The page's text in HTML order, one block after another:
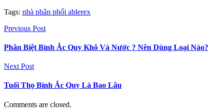
Tags: nhà phân phối ablerex
Previous Post
Phân Biệt Bình Ắc Quy Khô Và Nước ? Nên Dùng Loại Nào?
Next Post
Tuổi Thọ Bình Ắc Quy Là Bao Lâu
Comments are closed.